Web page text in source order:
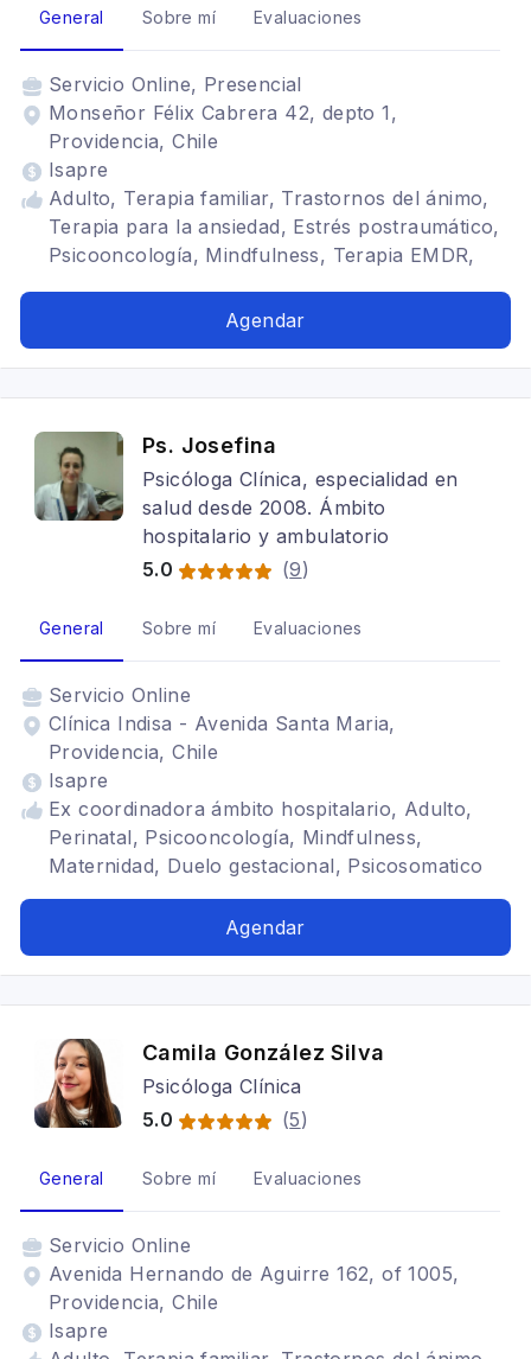
General Sobre mí Evaluaciones
Servicio Online, Presencial
Monseñor Félix Cabrera 42, depto 1,
Providencia, Chile
Isapre
Adulto, Terapia familiar, Trastornos del ánimo,
Terapia para la ansiedad, Estrés postraumático,
Psicooncología, Mindfulness, Terapia EMDR,
pareja, Cognitivo conductual, Terapia Holistica
Agendar
Ps. Josefina
Psicóloga Clínica, especialidad en
salud desde 2008. Ámbito
hospitalario y ambulatorio
5.0
(9)
General Sobre mí Evaluaciones
Servicio Online
Clínica Indisa - Avenida Santa Maria,
Providencia, Chile
Isapre
Ex coordinadora ámbito hospitalario, Adulto,
Perinatal, Psicooncología, Mindfulness,
Maternidad, Duelo gestacional, Psicosomatico
Agendar
Camila González Silva
Psicóloga Clínica
5.0
(5)
General Sobre mí Evaluaciones
Servicio Online
Avenida Hernando de Aguirre 162, of 1005,
Providencia, Chile
Isapre